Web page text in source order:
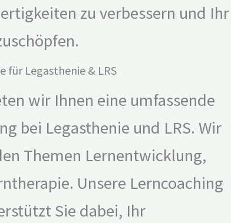
zu verbessern und Ihr
für Legasthenie & LRS
wir Ihnen eine umfassende
bei Legasthenie und LRS. Wir
Themen Lernentwicklung,
Unsere Lerncoaching
Sie dabei, Ihr